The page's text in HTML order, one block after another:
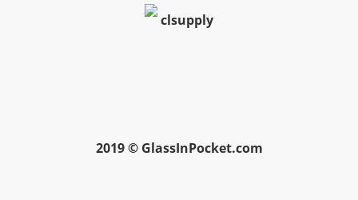
clsupply
2019 © GlassInPocket.com